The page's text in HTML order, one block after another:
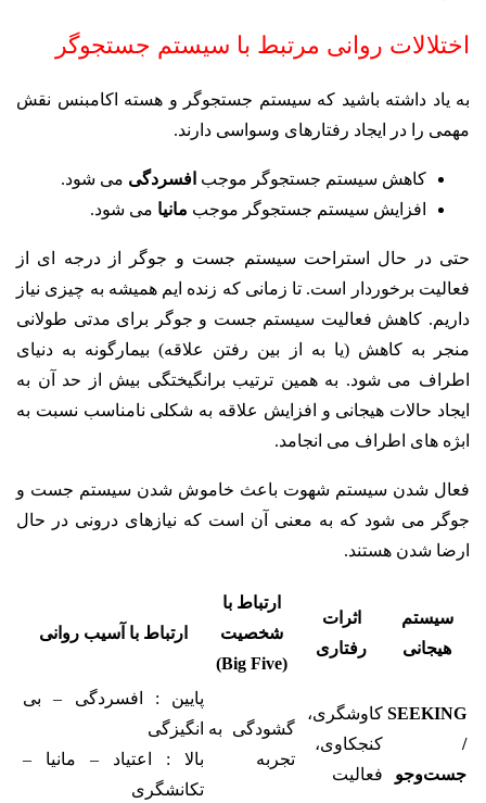
اختلالات روانی مرتبط با سیستم جستجوگر
به یاد داشته باشید که سیستم جستجوگر و هسته اکامبنس نقش
مهمی را در ایجاد رفتارهای وسواسی دارند.
کاهش سیستم جستجوگر موجب افسردگی می شود.
افزایش سیستم جستجوگر موجب مانیا می شود.
حتی در حال استراحت سیستم جست و جوگر از درجه ای از
فعالیت برخوردار است. تا زمانی که زنده ایم همیشه به چیزی نیاز
داریم. کاهش فعالیت سیستم جست و جوگر برای مدتی طولانی
منجر به کاهش (یا به از بین رفتن علاقه) بیمارگونه به دنیای
اطراف می شود. به همین ترتیب برانگیختگی بیش از حد آن به
ایجاد حالات هیجانی و افزایش علاقه به شکلی نامناسب نسبت به
ابژه های اطراف می انجامد.
فعال شدن سیستم شهوت باعث خاموش شدن سیستم جست و
جوگر می شود که به معنی آن است که نیازهای درونی در حال
ارضا شدن هستند.
سیستم
هیجانی
اثرات
رفتاری
ارتباط با
شخصیت
(Big Five)
ارتباط با آسیب‌ روانی
SEEKING
/
جست‌وجو
کاوشگری،
کنجکاوی،
فعالیت
گشودگی به
تجربه
پایین : افسردگی – بی
انگیزگی
بالا : اعتیاد – مانیا –
تکانشگری